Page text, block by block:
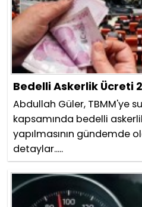
Bedelli Askerlik Ücreti
Abdullah Güler, TBMM'ye
kapsamında bedelli
yapılmasının gündemde
detaylar.....